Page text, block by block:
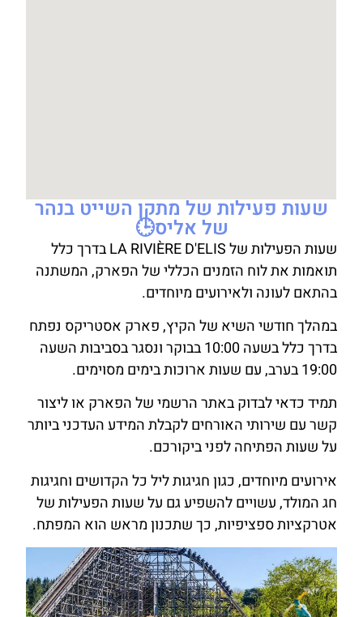
שעות פעילות של מתקן השייט בנהר
של אליס🕒
שעות הפעילות של LA RIVIÈRE D'ELIS בדרך כלל
תואמות את לוח הזמנים הכללי של הפארק, המשתנה
בהתאם לעונה ולאירועים מיוחדים.
במהלך חודשי השיא של הקיץ, פארק אסטריקס נפתח
בדרך כלל בשעה 10:00 בבוקר ונסגר בסביבות השעה
19:00 בערב, עם שעות ארוכות בימים מסוימים.
תמיד כדאי לבדוק באתר הרשמי של הפארק או ליצור
קשר עם שירותי האורחים לקבלת המידע העדכני ביותר
על שעות הפתיחה לפני ביקורכם.
אירועים מיוחדים, כגון חגיגות ליל כל הקדושים וחגיגות
חג המולד, עשויים להשפיע גם על שעות הפעילות של
אטרקציות ספציפיות, כך שתכנון מראש הוא המפתח.